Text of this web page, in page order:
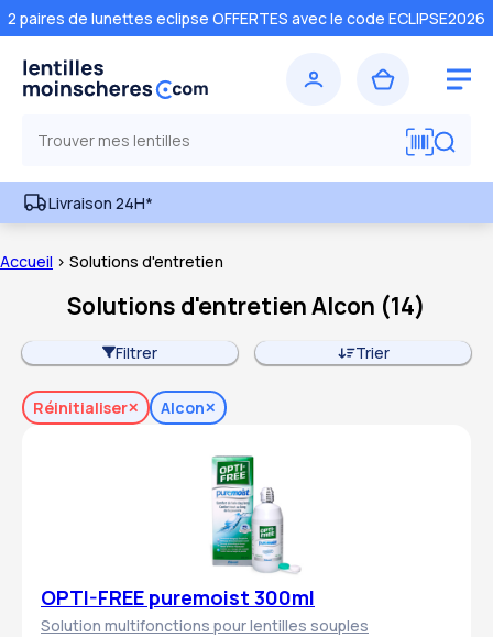
2 paires de lunettes eclipse OFFERTES avec le code ECLIPSE2026
Livraison 24H*
Accueil > Solutions d'entretien
Solutions d'entretien Alcon (14)
Filtrer Trier
Réinitialiser Alcon
OPTI-FREE puremoist 300ml
Solution multifonctions pour lentilles souples